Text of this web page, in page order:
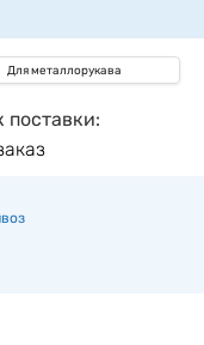
Для металлорукава
поставки: